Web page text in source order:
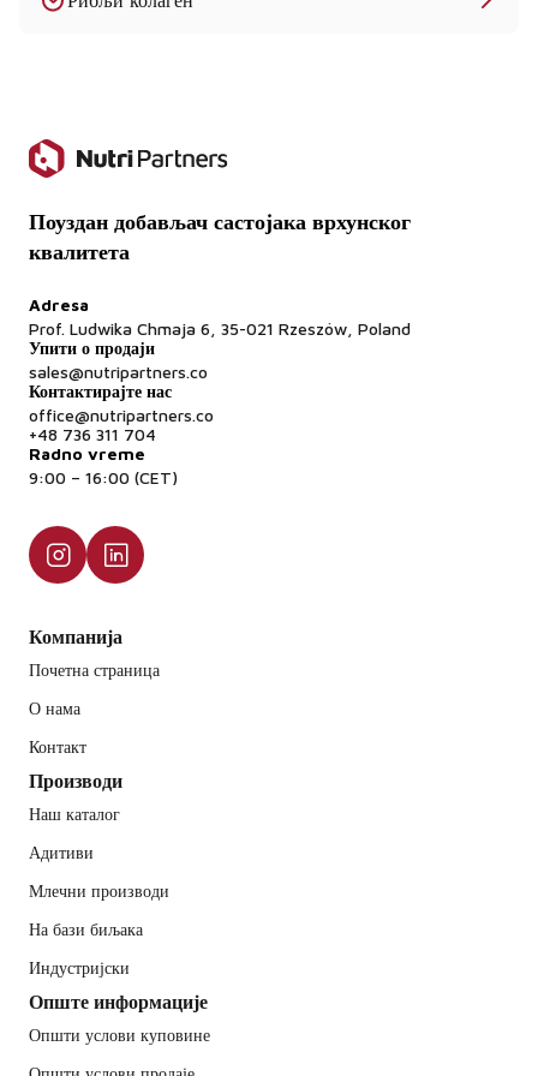
Да ли садржи глутен?
Иако ферментациони супстрат понекад може бити
је високо пречишћен и обично не садржи резидуални
глутен. То је главни састојак који се користи за замену
целијакијом. Увек проверите сертификацију серије да
бисте били сигурни.
Поуздан добављач састојака врхунског
квалитета
Adresa
Prof. Ludwika Chmaja 6, 35-021 Rzeszów, Poland
Упити о продаји
sales@nutripartners.co
Контактирајте нас
office@nutripartners.co
+48 736 311 704
Radno vreme
9:00 – 16:00 (CET)
Компанија
Почетна страница
О нама
Контакт
Производи
Наш каталог
Адитиви
Млечни производи
На бази биљака
Индустријски
Опште информације
Општи услови куповине